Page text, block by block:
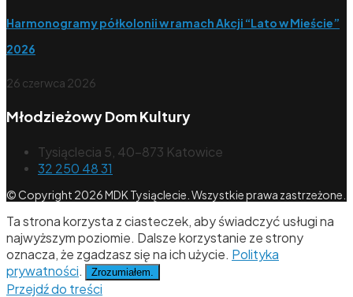
Harmonogramy półkolonii w ramach Akcji “Lato w Mieście”
2026
26 czerwca 2026
Młodzieżowy Dom Kultury
Tysiąclecia 5, 40-873 Katowice
32 250 48 31
© Copyright 2026 MDK Tysiąclecie. Wszystkie prawa zastrzeżone.
Ta strona korzysta z ciasteczek, aby świadczyć usługi na
najwyższym poziomie. Dalsze korzystanie ze strony
oznacza, że zgadzasz się na ich użycie. Polityka
prywatności. Zrozumiałem.
Przejdź do treści